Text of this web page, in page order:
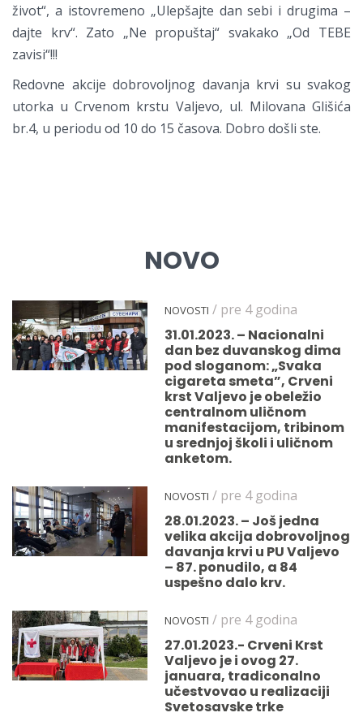
život“, a istovremeno „Ulepšajte dan sebi i drugima –
dajte krv“. Zato „Ne propuštaj“ svakako „Od TEBE
zavisi“!!!
Redovne akcije dobrovoljnog davanja krvi su svakog
utorka u Crvenom krstu Valjevo, ul. Milovana Glišića
br.4, u periodu od 10 do 15 časova. Dobro došli ste.
NOVO
NOVOSTI / pre 4 godina
31.01.2023. – Nacionalni
dan bez duvanskog dima
pod sloganom: „Svaka
cigareta smeta”, Crveni
krst Valjevo je obeležio
centralnom uličnom
manifestacijom, tribinom
u srednjoj školi i uličnom
anketom.
NOVOSTI / pre 4 godina
28.01.2023. – Još jedna
velika akcija dobrovoljnog
davanja krvi u PU Valjevo
– 87. ponudilo, a 84
uspešno dalo krv.
NOVOSTI / pre 4 godina
27.01.2023.- Crveni Krst
Valjevo je i ovog 27.
januara, tradiconalno
učestvovao u realizaciji
Svetosavske trke